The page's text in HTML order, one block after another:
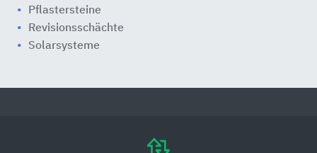
Pflastersteine
Revisionsschächte
Solarsysteme